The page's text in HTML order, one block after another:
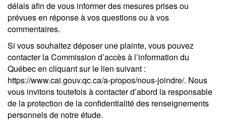
délais afin de vous informer des mesures prises ou
prévues en réponse à vos questions ou à vos
commentaires.
Si vous souhaitez déposer une plainte, vous pouvez
contacter la Commission d’accès à l’information du
Québec en cliquant sur le lien suivant :
https://www.cai.gouv.qc.ca/a-propos/nous-joindre/. Nous
vous invitons toutefois à contacter d’abord la responsable
de la protection de la confidentialité des renseignements
personnels de notre étude.